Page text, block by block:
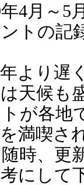
4月～5
トの記
より遅
天候も
が各地
満喫さ
時、更
にして